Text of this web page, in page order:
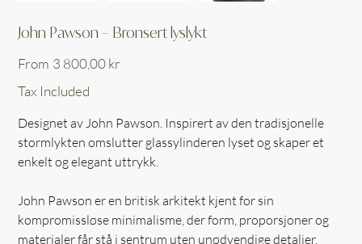
John Pawson – Bronsert lyslykt
From 3 800,00 kr
Tax Included
Designet av John Pawson. Inspirert av den tradisjonelle
stormlykten omslutter glassylinderen lyset og skaper et
enkelt og elegant uttrykk.
John Pawson er en britisk arkitekt kjent for sin
kompromissløse minimalisme, der form, proporsjoner og
materialer får stå i sentrum uten unødvendige detaljer.